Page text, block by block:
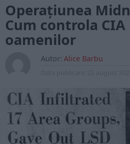
Operațiunea
Cum controla
oamenilor
Autor: Alice Barbu